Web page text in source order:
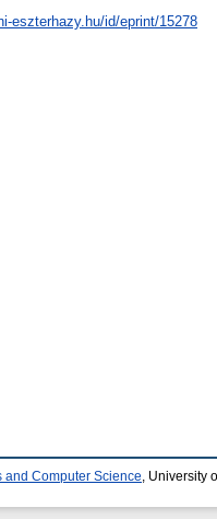
eszterhazy.hu/id/eprint/15278
and Computer Science , University